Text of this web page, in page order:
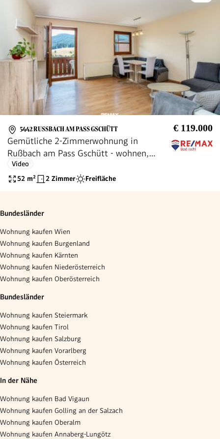
5442 RUSSBACH AM PASS GSCHÜTT € 119.000
Gemütliche 2-Zimmerwohnung in
Rußbach am Pass Gschütt - wohnen,
entspannen und die Natur genießen
Video
52 m² 2 Zimmer Freifläche
Bundesländer
Wohnung kaufen Wien
Wohnung kaufen Burgenland
Wohnung kaufen Kärnten
Wohnung kaufen Niederösterreich
Wohnung kaufen Oberösterreich
Bundesländer
Wohnung kaufen Steiermark
Wohnung kaufen Tirol
Wohnung kaufen Salzburg
Wohnung kaufen Vorarlberg
Wohnung kaufen Österreich
In der Nähe
Wohnung kaufen Bad Vigaun
Wohnung kaufen Golling an der Salzach
Wohnung kaufen Oberalm
Wohnung kaufen Annaberg-Lungötz